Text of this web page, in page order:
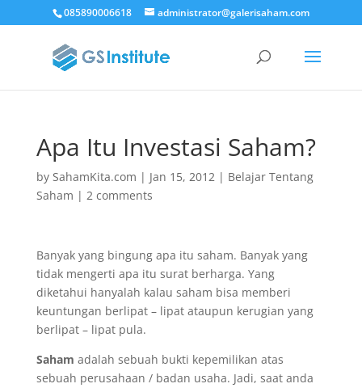
085890006618 administrator@galerisaham.com
Apa Itu Investasi Saham?
by SahamKita.com | Jan 15, 2012| Belajar Tentang
Saham | 2 comments
Banyak yang bingung apa itu saham. Banyak yang
tidak mengerti apa itu surat berharga. Yang
diketahui hanyalah kalau saham bisa memberi
keuntungan berlipat – lipat ataupun kerugian yang
berlipat – lipat pula.
Saham adalah sebuah bukti kepemilikan atas
sebuah perusahaan / badan usaha. Jadi, saat anda